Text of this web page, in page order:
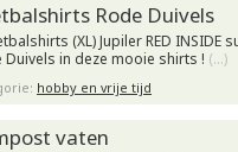
Rode Duivels
(XL) Jupiler RED INSIDE
Duivels in deze mooie shirts ! (…)
hobby en vrije tijd
vaten